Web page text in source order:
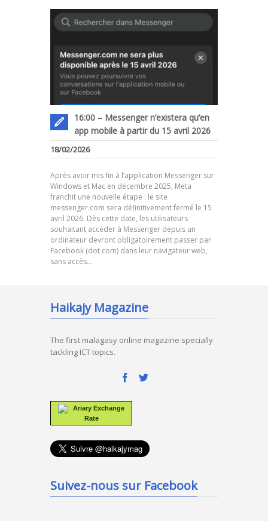
16:00 – Messenger n’existera qu’en
app mobile à partir du 15 avril 2026
18/02/2026
Après avoir mis fin à l’application Messenger sur
Windows et Mac en décembre 2025, Meta
franchit une nouvelle étape : le site
messenger.com sera définitivement fermé le 15
avril 2026. Dès cette date, les utilisateurs
souhaitant accéder à Messenger depuis un
ordinateur devront obligatoirement passer par
Facebook (dot com) dans leur navigateur web,
sans accès…
Haikajy Magazine
The first malagasy online magazine specially
tackling ICT topics.
Ariary Exchange
Rate
Suivez-nous sur Facebook